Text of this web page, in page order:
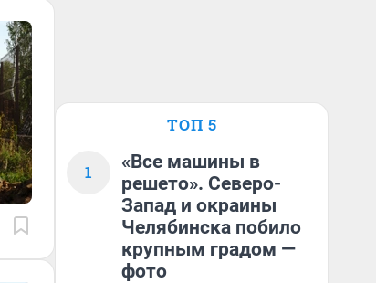
ТОП 5
1
«Все машины в
решето». Северо-
Запад и окраины
Челябинска побило
крупным градом —
фото